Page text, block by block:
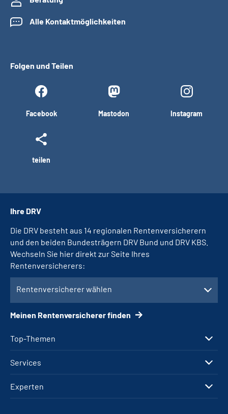
Alle Kontaktmöglichkeiten
Folgen und Teilen
Facebook Mastodon Instagram
teilen
Top-Themen
Services
Experten
Ihre DRV
Die DRV besteht aus 14 regionalen Rentenversicherern
und den beiden Bundesträgern DRV Bund und DRV KBS.
Wechseln Sie hier direkt zur Seite Ihres
Rentenversicherers:
Rentenversicherer wählen
Meinen Rentenversicherer finden